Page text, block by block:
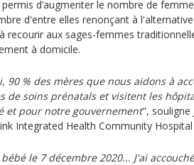
d’augmenter le nombre de
d'entre elles renonçant à
recourir aux sages-femmes
à domicile.
90 % des mères que nous aidons à
de soins prénatals et visitent les
et pour notre gouvernement", souligne
Integrated Health Community
le 7 décembre 2020... J'ai